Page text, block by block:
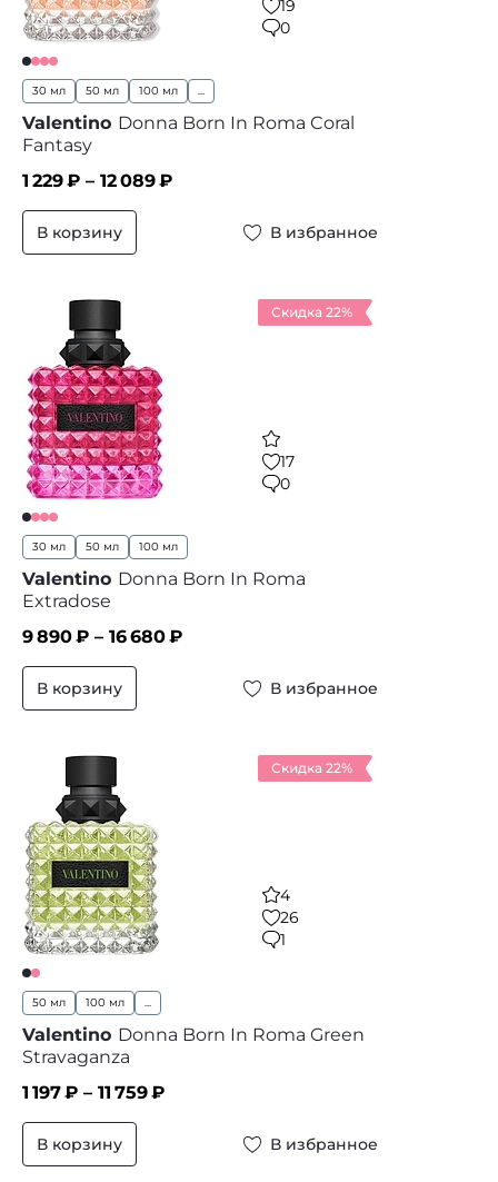
19
0
30 мл 50 мл 100 мл ...
Valentino Donna Born In Roma Coral
Fantasy
1 229₽ – 12 089₽
В корзину В избранное
Скидка 22%
17
0
30 мл 50 мл 100 мл
Valentino Donna Born In Roma
Extradose
9 890₽ – 16 680₽
В корзину В избранное
Скидка 22%
4
26
1
50 мл 100 мл ...
Valentino Donna Born In Roma Green
Stravaganza
1 197₽ – 11 759₽
В корзину В избранное